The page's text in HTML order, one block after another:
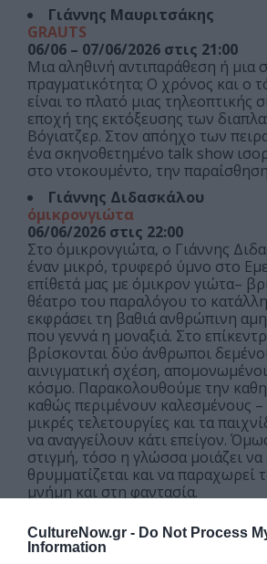
CultureNow.gr - Do Not Process
Information
Γιάννης Μαυριτσάκης
GRAUTS
06/06 – 07/06/2026 στις 21:00
Μια αληθινή αντιπαράθεση ή μια
πραγματικότητα; Ο χρόνος και ο
είναι το πλατό μιας τηλεοπτικής
εποχή της εκτόξευσης των
Βόγιατζερ. Στον απόηχο των
ένα σκηνοθετημένο talk show
στο ντοκουμέντο, την
Γιάννης Διδασκάλου
όμικρονγιώτα
06/06/2026 στις 22:00
Στο όμικρονγιώτα, ο Γιάννης
έναν μικρό, τρυφερό ύμνο στο
επίθετά μας με όμικρον γιώτα–
θέατρο του παραλόγου το
εκφράσει τη βαθιά ανθρώπινη
που γεννά η μοναξιά. Στο
βρίσκονται δύο άνθρωποι
αινιγματική σχέση,
κόσμο. Παρακολουθούμε την
καθώς περιμένουν καλεσμένους –
μικρές τελετουργίες και τα
να αναγγείλουν κάτι επείγον.
στιγμή, τόσο η γλώσσα μοιάζει
θρυμματίζεται και να παραχωρεί
μνήμη και στη φαντασία.
Κεντρική εικόνα θέματος: Από την
Photo Credit: Karol Jarek